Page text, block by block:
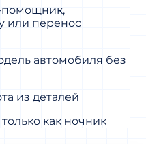
или перенос
автомобиля без
из деталей
как ночник